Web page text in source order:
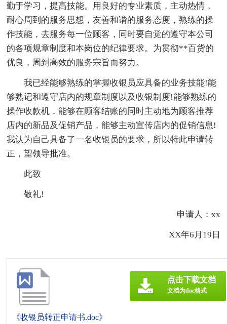
勤于学习，提高技能。用良好的专业素质，主动热情，
耐心周到的服务思想，友善和谐的服务态度，熟练的操
作技能，去服务每一位顾客，同时要自觉的遵守本公司
的各项规章制度和本岗位的纪律要求。为贯彻**百货的
优良，周到高效的服务宗旨而努力。
我已经能够熟练的掌握收银员应具备的业务技能!能
够熟记和遵守店内的规章制度以及收银制度!能够熟练的
操作收款机，能够在顾客结账的同时主动地为顾客推荐
店内的新品及促销产品，能够主动宣传店内的促销信息!
我认为自己具备了一名收银员的要求，所以特此申请转
正，望领导批准。
此致
敬礼!
申请人：xx
XX年6月19日
《收银员转正申请书.doc》
点击下载文档
文档为doc格式